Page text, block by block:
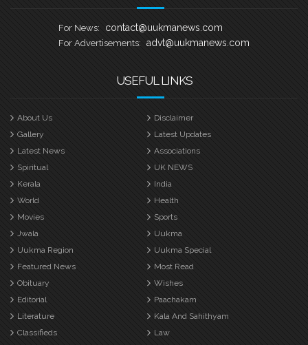
For News: contact@uukmanews.com
For Advertisements: advt@uukmanews.com
USEFUL LINKS
About Us
Disclaimer
Gallery
Latest Updates
Latest News
Associations
Spiritual
UK NEWS
Kerala
India
World
Health
Movies
Sports
Jwala
Uukma
Uukma Region
Uukma Special
Featured News
Most Read
Obituary
Wishes
Editorial
Paachakam
Literature
Kala And Sahithyam
Classifieds
Law